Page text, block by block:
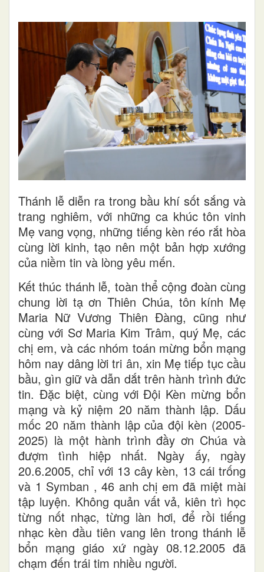
Thánh lễ diễn ra trong bầu khí sốt sắng và
trang nghiêm, với những ca khúc tôn vinh
Mẹ vang vọng, những tiếng kèn réo rắt hòa
cùng lời kinh, tạo nên một bản hợp xướng
của niềm tin và lòng yêu mến.
Kết thúc thánh lễ, toàn thể cộng đoàn cùng
chung lời tạ ơn Thiên Chúa, tôn kính Mẹ
Maria Nữ Vương Thiên Đàng, cũng như
cùng với Sơ Maria Kim Trâm, quý Mẹ, các
chị em, và các nhóm toán mừng bổn mạng
hôm nay dâng lời tri ân, xin Mẹ tiếp tục cầu
bầu, gìn giữ và dẫn dắt trên hành trình đức
tin. Đặc biệt, cùng với Đội Kèn mừng bổn
mạng và kỷ niệm 20 năm thành lập. Dấu
mốc 20 năm thành lập của đội kèn (2005-
2025) là một hành trình đầy ơn Chúa và
đượm tình hiệp nhất. Ngày ấy, ngày
20.6.2005, chỉ với 13 cây kèn, 13 cái trống
và 1 Symban , 46 anh chị em đã miệt mài
tập luyện. Không quản vất vả, kiên trì học
từng nốt nhạc, từng làn hơi, để rồi tiếng
nhạc kèn đầu tiên vang lên trong thánh lễ
bổn mạng giáo xứ ngày 08.12.2005 đã
chạm đến trái tim nhiều người.